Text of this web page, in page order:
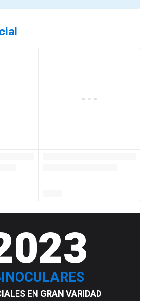
EN GRAN VARIDAD